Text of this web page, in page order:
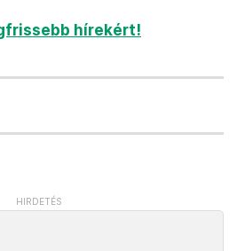
hírekért!